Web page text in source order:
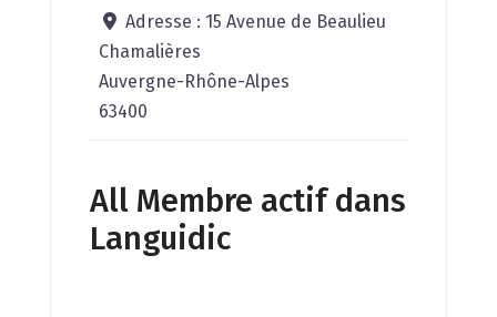
Adresse : 15 Avenue de Beaulieu
Chamalières
Auvergne-Rhône-Alpes
63400
All Membre actif dans
Languidic